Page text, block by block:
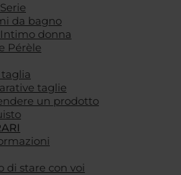
da bagno
donna
Pérèle
taglie
un prodotto
di stare con voi